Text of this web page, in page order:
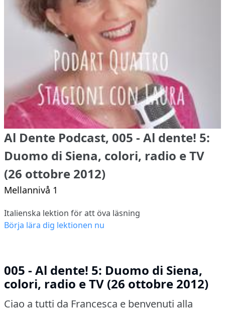
Al Dente Podcast, 005 - Al dente! 5:
Duomo di Siena, colori, radio e TV
(26 ottobre 2012)
Mellannivå 1
Italienska lektion för att öva läsning
Börja lära dig lektionen nu
005 - Al dente! 5: Duomo di Siena,
colori, radio e TV (26 ottobre 2012)
Ciao a tutti da Francesca e benvenuti alla